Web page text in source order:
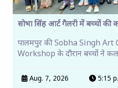
सोभा सिंह आर्ट गैलरी में बच्चों की
पालमपुर की Sobha Singh
Workshop के दौरान बच्चों ने
Aug. 7, 2026 5:15